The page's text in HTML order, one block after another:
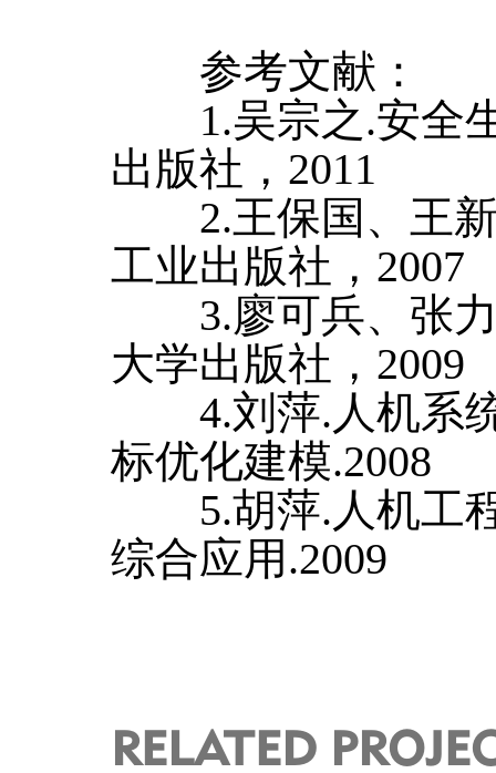
参考文献：
1.吴宗之.安全生
出版社，2011
2.王保国、王新
工业出版社，2007
3.廖可兵、张力.
大学出版社，2009
4.刘萍.人机系统
标优化建模.2008
5.胡萍.人机工程
综合应用.2009
RELATED